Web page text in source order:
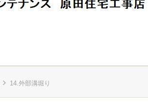
14.外部溝堀り